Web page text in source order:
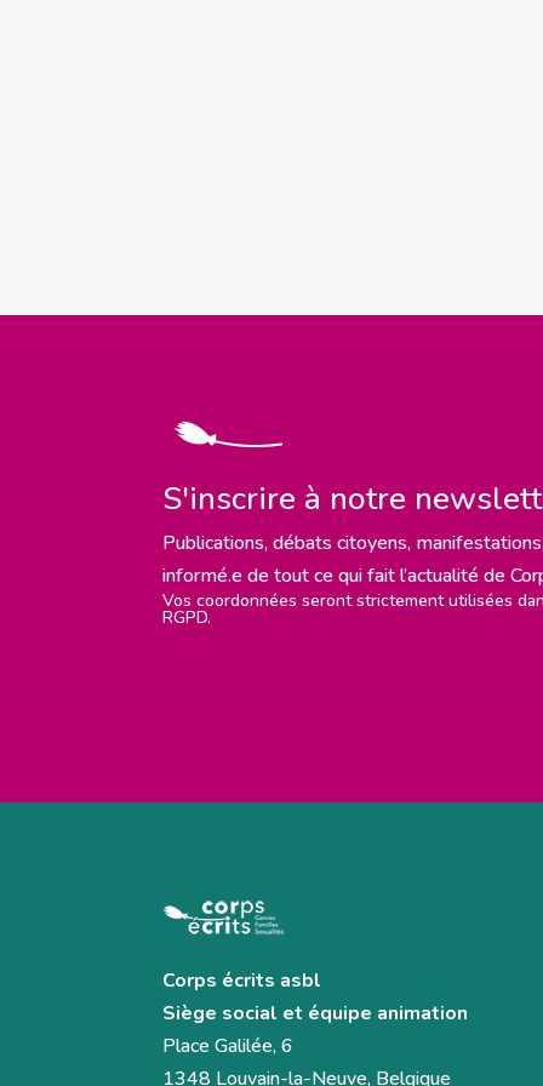
S'inscrire à notre
Publications, débats citoyens,
informé.e de tout ce qui fait l’actualité de
Vos coordonnées seront strictement utilisées
RGPD.
Corps écrits asbl
Siège social et équipe animation
Place Galilée, 6
1348 Louvain-la-Neuve, Belgique